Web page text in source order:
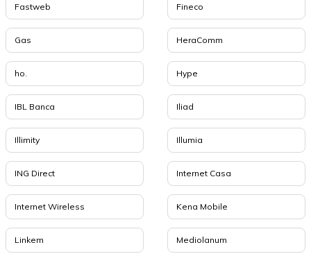
Fastweb Fineco
Gas HeraComm
ho. Hype
IBL Banca Iliad
Illimity Illumia
ING Direct Internet Casa
Internet Wireless Kena Mobile
Linkem Mediolanum